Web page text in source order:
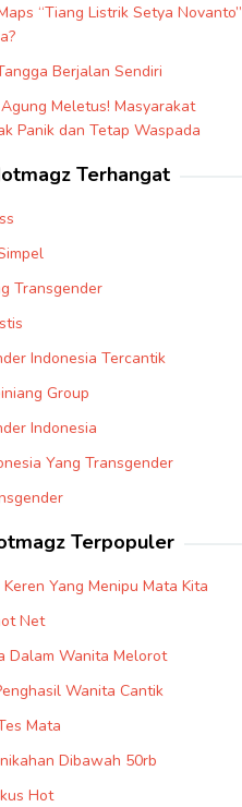
“Tiang Listrik Setya Novanto”
Berjalan Sendiri
Meletus! Masyarakat
Panik dan Tetap Waspada
Terhangat
Transgender
Indonesia Tercantik
Group
Indonesia
Yang Transgender
Terpopuler
Yang Menipu Mata Kita
Net
Dalam Wanita Melorot
Wanita Cantik
Mata
Dibawah 50rb
Hot